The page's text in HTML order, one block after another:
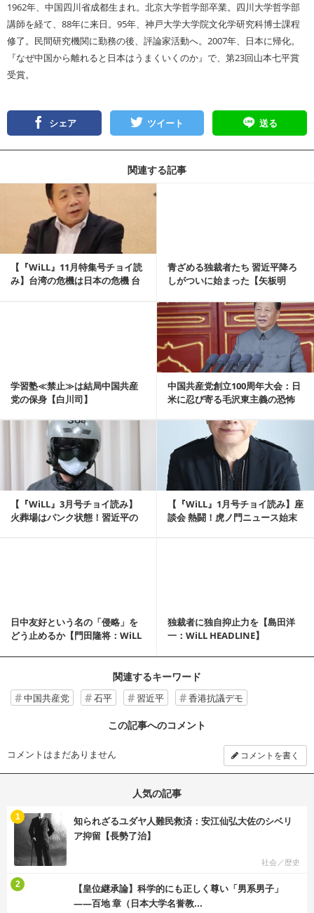
1962年、中国四川省成都生まれ。北京大学哲学部卒業。四川大学哲学部
講師を経て、88年に来日。95年、神戸大学大学院文化学研究科博士課程
修了。民間研究機関に勤務の後、評論家活動へ。2007年、日本に帰化。
『なぜ中国から離れると日本はうまくいくのか』で、第23回山本七平賞
受賞。
シェア ツイート 送る
関連する記事
【『WiLL』11月特集号チョイ読
み】台湾の危機は日本の危機 台
青ざめる独裁者たち 習近平降ろ
しがついに始まった【矢板明
記事を読む
学習塾≪禁止≫は結局中国共産
党の保身【白川司】
中国共産党創立100周年大会：日
米に忍び寄る毛沢東主義の恐怖
【『WiLL』3月号チョイ読み】
火葬場はパンク状態！習近平の
【『WiLL』1月号チョイ読み】座
談会 熱闘！虎ノ門ニュース始末
日中友好という名の「侵略」を
どう止めるか【門田隆将：WiLL
独裁者に独自抑止力を【島田洋
一：WiLL HEADLINE】
関連するキーワード
中国共産党 石平 習近平 香港抗議デモ
この記事へのコメント
コメントはまだありません コメントを書く
人気の記事
知られざるユダヤ人難民救済：安江仙弘大佐のシベリ
ア抑留【長勢了治】
社会／歴史
1
【皇位継承論】科学的にも正しく尊い「男系男子」
――百地 章（日本大学名誉教...
2